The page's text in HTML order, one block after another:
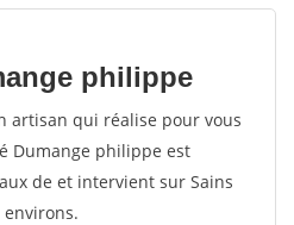
votes
philippe
artisan qui réalise pour vous
Dumange philippe est
de et intervient sur Sains